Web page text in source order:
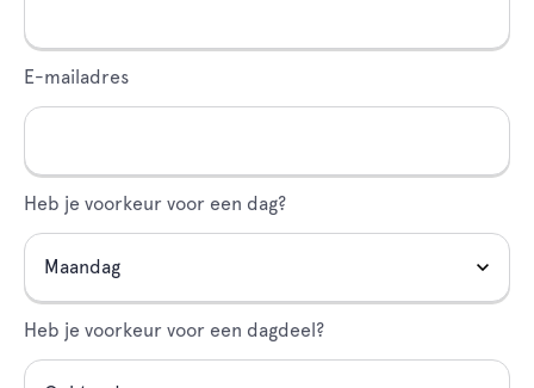
E-mailadres
Heb je voorkeur voor een dag?
Heb je voorkeur voor een dagdeel?